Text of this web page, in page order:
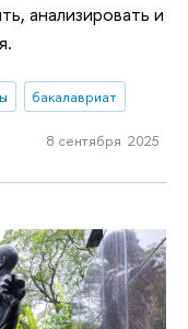
анализировать и
бакалавриат
8 сентября 2025